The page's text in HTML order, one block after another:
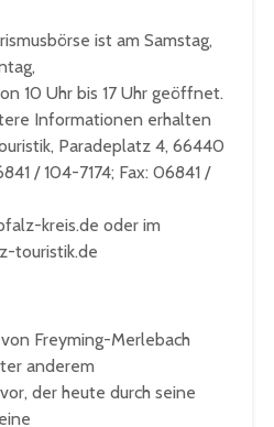
ist am Samstag,
10 Uhr bis 17 Uhr geöffnet.
Informationen erhalten
Paradeplatz 4, 66440
/ 104-7174; Fax: 06841 /
kreis.de oder im
touristik.de
Freyming-Merlebach
anderem
der heute durch seine